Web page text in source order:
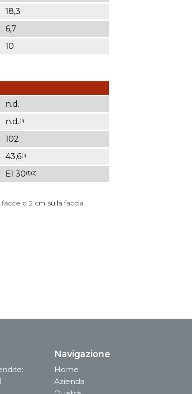
18,3
6,7
10
n.d.
n.d.(1)
102
43,6(1)
EI 30(1)(2)
o 2 cm sulla faccia
Navigazione
Home
Azienda